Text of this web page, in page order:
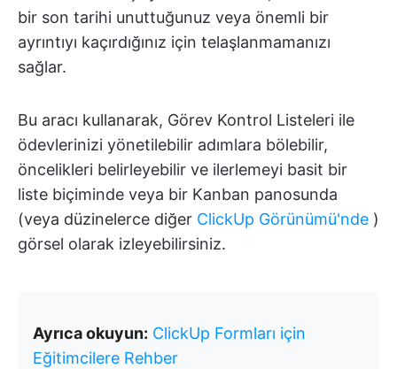
bir son tarihi unuttuğunuz veya önemli bir
ayrıntıyı kaçırdığınız için telaşlanmamanızı
sağlar.
Bu aracı kullanarak, Görev Kontrol Listeleri ile
ödevlerinizi yönetilebilir adımlara bölebilir,
öncelikleri belirleyebilir ve ilerlemeyi basit bir
liste biçiminde veya bir Kanban panosunda
(veya düzinelerce diğer ClickUp Görünümü'nde )
görsel olarak izleyebilirsiniz.
Ayrıca okuyun: ClickUp Formları için
Eğitimcilere Rehber